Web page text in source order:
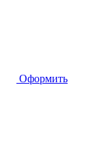
Оформить